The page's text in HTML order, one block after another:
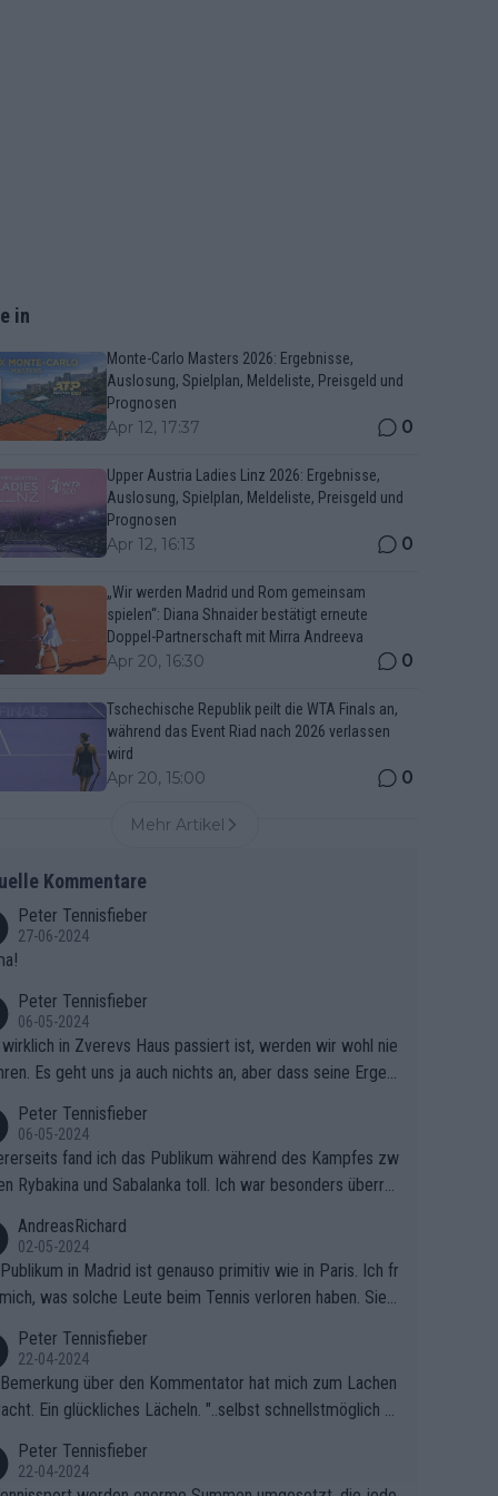
in
Monte-Carlo Masters 2026: Ergebnisse,
Auslosung, Spielplan, Meldeliste, Preisgeld und
Prognosen
Apr 12, 17:37 0
Upper Austria Ladies Linz 2026: Ergebnisse,
Auslosung, Spielplan, Meldeliste, Preisgeld und
Prognosen
Apr 12, 16:13 0
„Wir werden Madrid und Rom gemeinsam
spielen“: Diana Shnaider bestätigt erneute
Doppel-Partnerschaft mit Mirra Andreeva
Apr 20, 16:30 0
Tschechische Republik peilt die WTA Finals an,
während das Event Riad nach 2026 verlassen
wird
Apr 20, 15:00 0
Mehr Artikel
Kommentare
Peter Tennisfieber
27-06-2024
Peter Tennisfieber
06-05-2024
wirklich in Zverevs Haus passiert ist, werden wir wohl nie
Es geht uns ja auch nichts an, aber dass seine Ergeb
Peter Tennisfieber
06-05-2024
fand ich das Publikum während des Kampfes zw
Rybakina und Sabalanka toll. Ich war besonders überras
AndreasRichard
02-05-2024
in Madrid ist genauso primitiv wie in Paris. Ich fr
was solche Leute beim Tennis verloren haben. Sie s
Peter Tennisfieber
22-04-2024
über den Kommentator hat mich zum Lachen
Ein glückliches Lächeln. "..selbst schnellstmöglich na
Peter Tennisfieber
22-04-2024